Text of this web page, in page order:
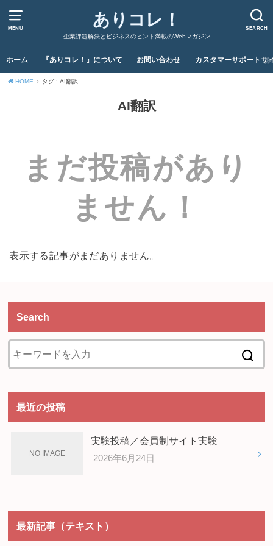
MENU SEARCH
ありコレ！
企業課題解決とビジネスのヒント満載のWebマガジン
ホーム 『ありコレ！』について お問い合わせ カスタマーサポートサ
HOME タグ : AI翻訳
AI翻訳
まだ投稿があり
ません！
表示する記事がまだありません。
Search
最近の投稿
実験投稿／会員制サイト実験
2026年6月24日
最新記事（テキスト）